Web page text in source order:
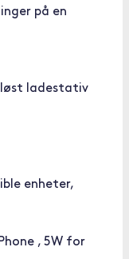
på en
ladestativ
enheter,
, 5W for